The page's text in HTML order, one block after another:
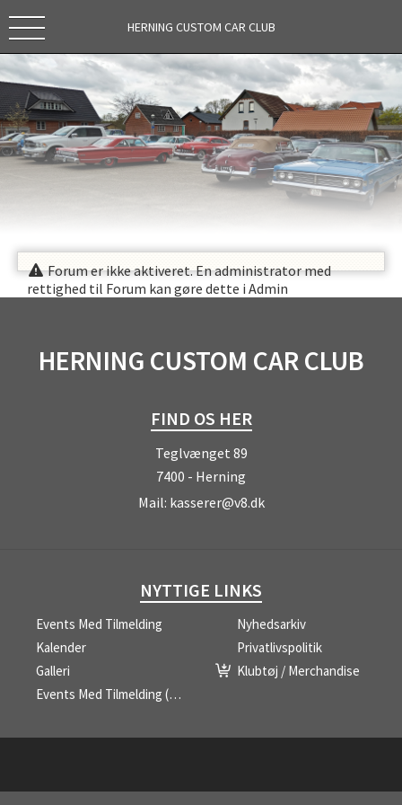
HERNING CUSTOM CAR CLUB
Forum er ikke aktiveret. En administrator med
rettighed til Forum kan gøre dette i Admin
INSTAGRAM
HERNING CUSTOM CAR CLUB
FIND OS HER
Teglvænget 89
7400 - Herning
Mail: kasserer@v8.dk
NYTTIGE LINKS
Events Med Tilmelding
Nyhedsarkiv
Kalender
Privatlivspolitik
Galleri
Klubtøj / Merchandise
Events Med Tilmelding (liste)